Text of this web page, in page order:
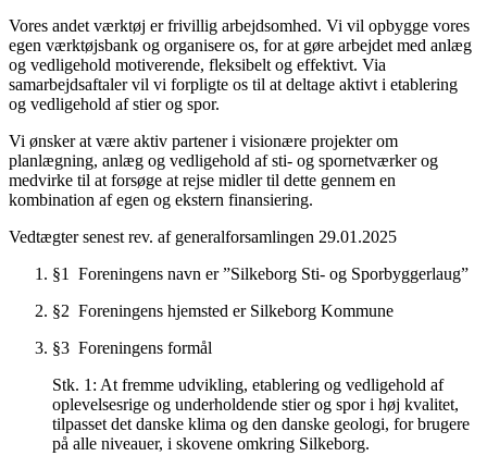
Vores andet værktøj er frivillig arbejdsomhed. Vi vil opbygge vores
egen værktøjsbank og organisere os, for at gøre arbejdet med anlæg
og vedligehold motiverende, fleksibelt og effektivt. Via
samarbejdsaftaler vil vi forpligte os til at deltage aktivt i etablering
og vedligehold af stier og spor.
Vi ønsker at være aktiv partener i visionære projekter om
planlægning, anlæg og vedligehold af sti- og spornetværker og
medvirke til at forsøge at rejse midler til dette gennem en
kombination af egen og ekstern finansiering.
Vedtægter senest rev. af generalforsamlingen 29.01.2025
§1 Foreningens navn er ”Silkeborg Sti- og Sporbyggerlaug”
§2 Foreningens hjemsted er Silkeborg Kommune
§3 Foreningens formål
Stk. 1: At fremme udvikling, etablering og vedligehold af
oplevelsesrige og underholdende stier og spor i høj kvalitet,
tilpasset det danske klima og den danske geologi, for brugere
på alle niveauer, i skovene omkring Silkeborg.